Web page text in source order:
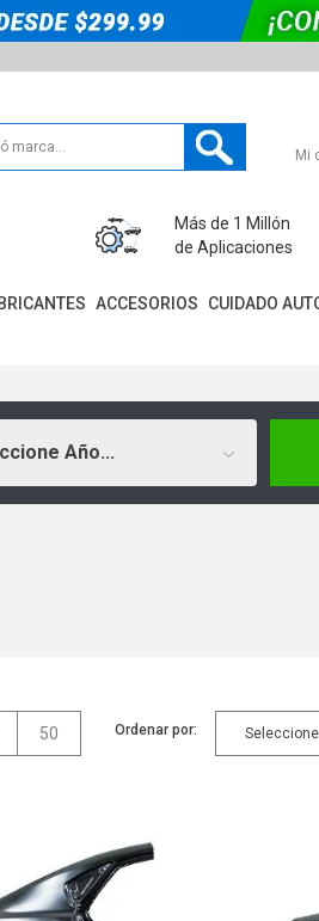
Mi
Más de 1 Millón
de Aplicaciones
ACCESORIOS CUIDADO
Año...
50 Ordenar por: